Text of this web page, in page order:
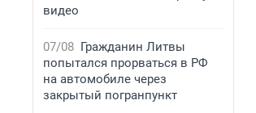
видео
07/08 Гражданин Литвы
попытался прорваться в РФ
на автомобиле через
закрытый погранпункт